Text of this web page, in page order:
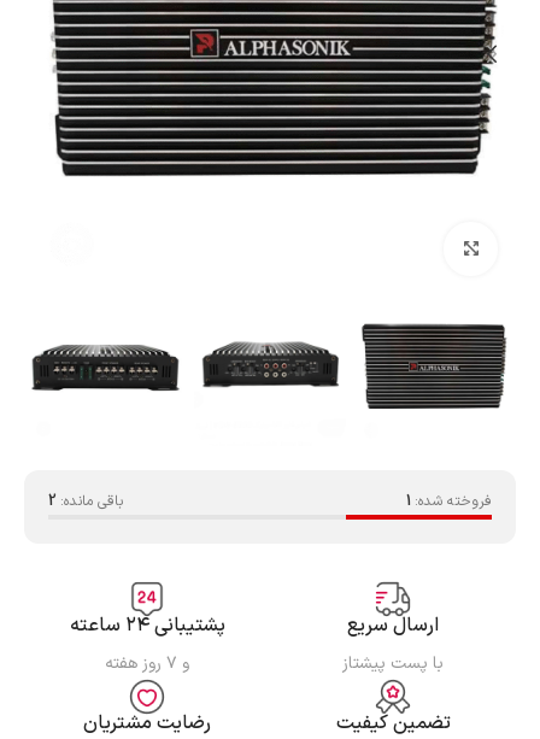
فروخته شده: 1 باقی مانده: 2
ارسال سریع
با پست پیشتاز
پشتیبانی ۲۴ ساعته
و ۷ روز هفته
تضمین کیفیت رضایت مشتریان